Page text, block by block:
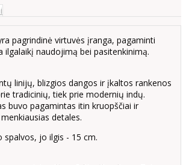
pagrindinė virtuvės įranga, pagaminti
ilgalaikį naudojimą bei pasitenkinimą.
linijų, blizgios dangos ir įkaltos rankenos
tradicinių, tiek prie modernių indų.
buvo pagamintas itin kruopščiai ir
detales.
spalvos, jo ilgis - 15 cm.